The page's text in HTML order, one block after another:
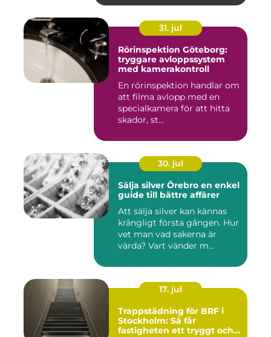
31. jul
Rörinspektion Göteborg:
tryggare avloppssystem
med kamerakontroll
En rörinspektion handlar om
att filma avlopp med en
specialkamera för att hitta
skador, st...
30. jul
Sälja silver Örebro en enkel
guide till bättre affärer
Att sälja silver kan kännas
krångligt första gången. Hur
vet man vad sakerna är
värda? Vart vänder m...
17. jul
Trappstädning för BRF i
Stockholm: Så får
fastigheten ett tryggt och